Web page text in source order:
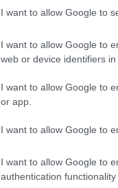
I want to allow Google to
I want to allow Google to
web or device identifiers in
I want to allow Google to
or app.
I want to allow Google to
I want to allow Google to
authentication